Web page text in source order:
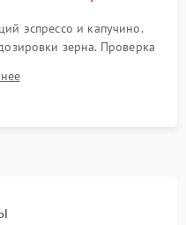
эспрессо и капучино.
зерна. Проверка
температуры напитка и
отсутствия посторонних